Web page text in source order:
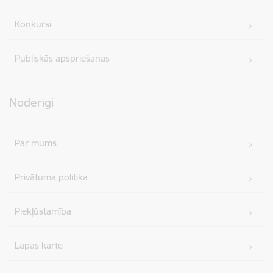
Konkursi
Publiskās apspriešanas
Noderīgi
Par mums
Privātuma politika
Piekļūstamība
Lapas karte